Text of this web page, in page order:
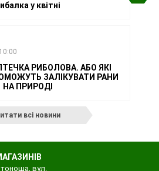
у квітні
РИБОЛОВА. АБО ЯКІ
ЗАЛІКУВАТИ РАНИ
НА ПРИРОДІ
всі новини
вул.